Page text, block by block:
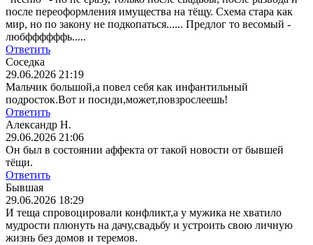
после переоформления имущества на тёщу. Схема стара как
мир, но по закону не подкопаться...... Предлог то весомый -
любффффффь.....
Ответить
Соседка
29.06.2026 21:19
Мальчик большой,а повел себя как инфантильный
подросток.Вот и посиди,может,повзрослеешь!
Ответить
Александр Н.
29.06.2026 21:06
Он был в состоянии аффекта от такой новости от бывшей
тёщи.
Ответить
Бывшая
29.06.2026 18:29
И теща спровоцировали конфликт,а у мужика не хватило
мудрости плюнуть на дачу,свадьбу и устроить свою личную
жизнь без домов и теремов.